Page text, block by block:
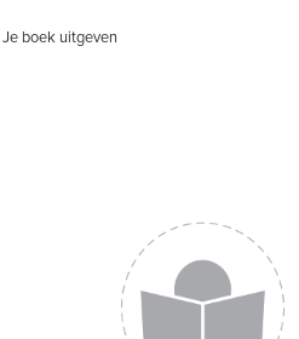
Je boek uitgeven